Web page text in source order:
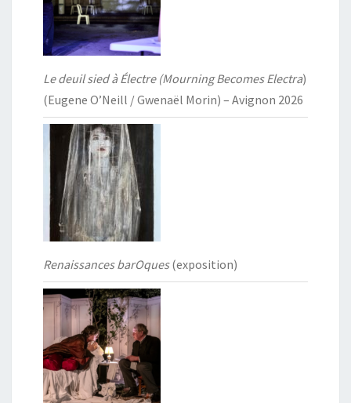
Le deuil sied à Électre (Mourning Becomes Electra)
(Eugene O’Neill / Gwenaël Morin) – Avignon 2026
Renaissances barOques(exposition)